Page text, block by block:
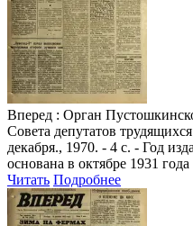
Вперед : Орган
Совета депутатов
декабря., 1970. - 4 с. - Год
основана в октябре 1931 года
Читать Подробнее